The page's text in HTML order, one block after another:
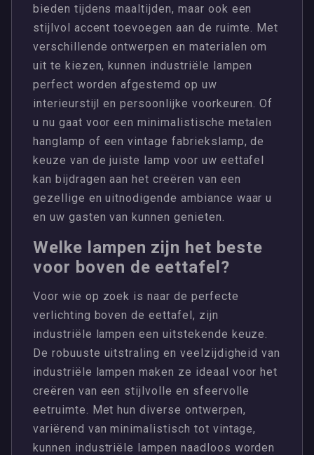
bieden tijdens maaltijden, maar ook een
stijlvol accent toevoegen aan de ruimte. Met
verschillende ontwerpen en materialen om
uit te kiezen, kunnen industriële lampen
perfect worden afgestemd op uw
interieurstijl en persoonlijke voorkeuren. Of
u nu gaat voor een minimalistische metalen
hanglamp of een vintage fabriekslamp, de
keuze van de juiste lamp voor uw eettafel
kan bijdragen aan het creëren van een
gezellige en uitnodigende ambiance waar u
en uw gasten van kunnen genieten.
Welke lampen zijn het beste
voor boven de eettafel?
Voor wie op zoek is naar de perfecte
verlichting boven de eettafel, zijn
industriële lampen een uitstekende keuze.
De robuuste uitstraling en veelzijdigheid van
industriële lampen maken ze ideaal voor het
creëren van een stijlvolle en sfeervolle
eetruimte. Met hun diverse ontwerpen,
variërend van minimalistisch tot vintage,
kunnen industriële lampen naadloos worden